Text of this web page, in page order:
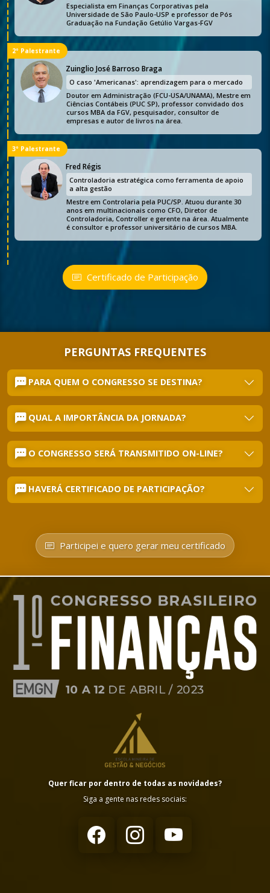
Especialista em Finanças Corporativas pela
Universidade de São Paulo-USP e professor de Pós
Graduação na Fundação Getúlio Vargas-FGV
2º Palestrante
Zuinglio José Barroso Braga
O caso 'Americanas': aprendizagem para o mercado
Doutor em Administração (FCU-USA/UNAMA), Mestre em
Ciências Contábeis (PUC SP), professor convidado dos
cursos MBA da FGV, pesquisador, consultor de
empresas e autor de livros na área.
3º Palestrante
Fred Régis
Controladoria estratégica como ferramenta de apoio
a alta gestão
Mestre em Controlaria pela PUC/SP. Atuou durante 30
anos em multinacionais como CFO, Diretor de
Controladoria, Controller e gerente na área. Atualmente
é consultor e professor universitário de cursos MBA.
Certificado de Participação
PERGUNTAS FREQUENTES
PARA QUEM O CONGRESSO SE DESTINA?
QUAL A IMPORTÂNCIA DA JORNADA?
O CONGRESSO SERÁ TRANSMITIDO ON-LINE?
HAVERÁ CERTIFICADO DE PARTICIPAÇÃO?
Participei e quero gerar meu certificado
Quer ficar por dentro de todas as novidades?
Siga a gente nas redes sociais: